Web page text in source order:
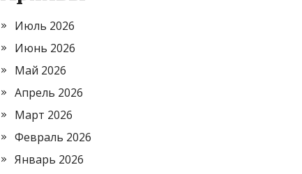
Июль 2026
Июнь 2026
Май 2026
Апрель 2026
Март 2026
Февраль 2026
Январь 2026